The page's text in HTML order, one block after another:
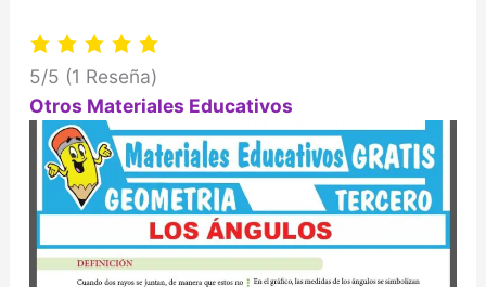
5/5 (1 Reseña)
Otros Materiales Educativos